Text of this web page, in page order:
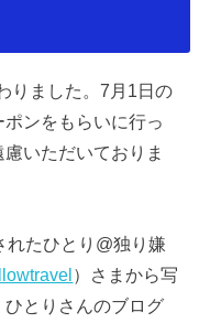
りました。7月1日の
ンをもらいに行っ
いただいておりま
れたひとり@独り嫌
）さまから写
とりさんのブログ